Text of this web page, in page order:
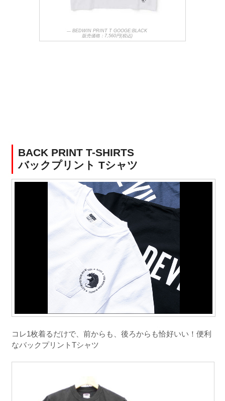
BEDWIN PRINT T GOOGE:BLACK
販売価格：7,560円(税込)
BACK PRINT T-SHIRTS
バックプリント Tシャツ
コレ1枚着るだけで、前からも、後ろからも恰好いい！便利
なバックプリントTシャツ